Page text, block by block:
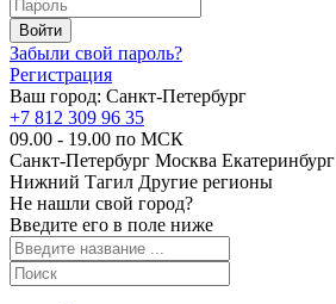
Забыли свой пароль?
Регистрация
Ваш город: Санкт-Петербург
+7 812 309 96 35
09.00 - 19.00 по МСК
Санкт-Петербург Москва Екатеринбург
Нижний Тагил Другие регионы
Не нашли свой город?
Введите его в поле ниже